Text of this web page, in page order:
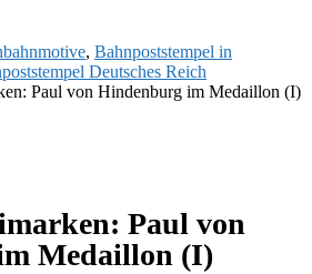
, Bahnpoststempel in
Deutsches Reich
Paul von Hindenburg im Medaillon (I)
Paul von
Medaillon (I)